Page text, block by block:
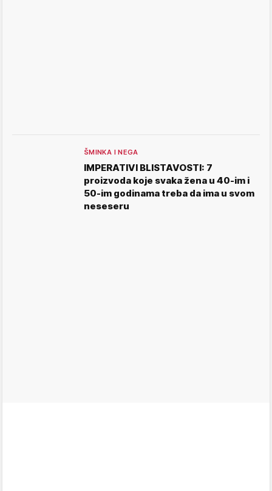
ŠMINKA I NEGA
IMPERATIVI BLISTAVOSTI: 7
proizvoda koje svaka žena u 40-im i
50-im godinama treba da ima u svom
neseseru